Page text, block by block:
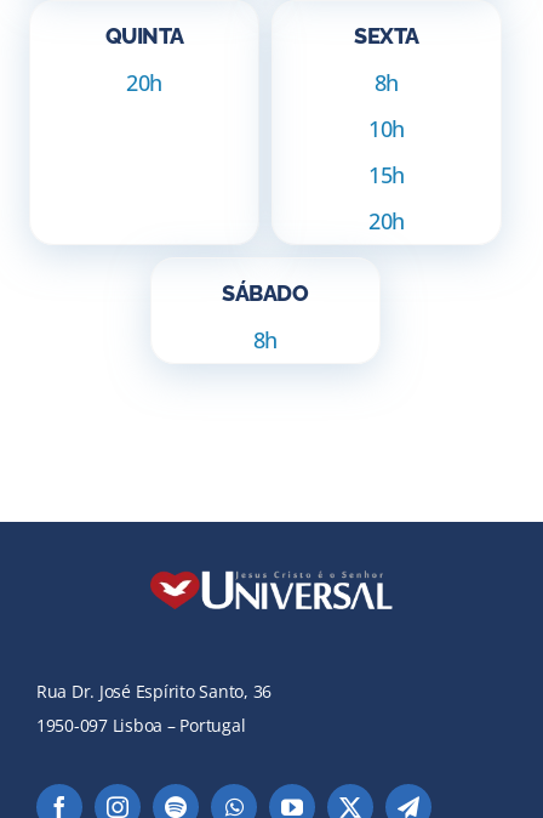
QUINTA
20h
SEXTA
8h
10h
15h
20h
SÁBADO
8h
Rua Dr. José Espírito Santo, 36
1950-097 Lisboa – Portugal